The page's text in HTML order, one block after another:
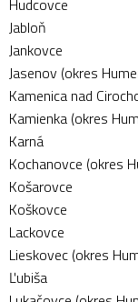
Hudcovce
Jabloň
Jankovce
Jasenov (okres
Kamenica nad
Kamienka (okres
Karná
Kochanovce (okres
Košarovce
Koškovce
Lackovce
Lieskovec (okres
Ľubiša